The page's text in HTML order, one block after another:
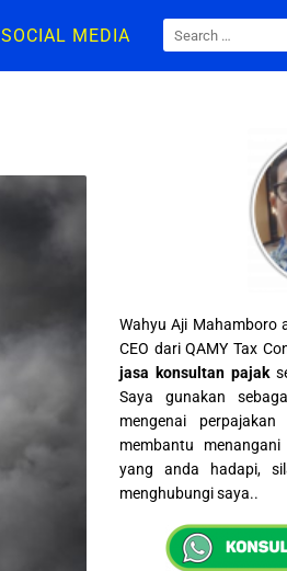
SOCIAL MEDIA
Wahyu Aji Mahamboro
CEO dari QAMY Tax
jasa konsultan pajak
Saya gunakan
mengenai
membantu
yang anda hadapi,
menghubungi saya..